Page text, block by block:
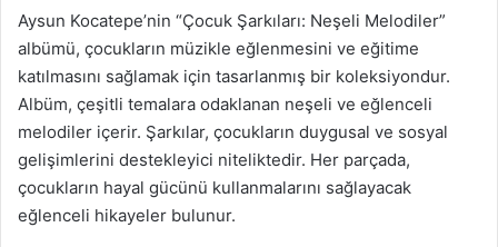
Aysun Kocatepe’nin “Çocuk Şarkıları: Neşeli Melodiler”
albümü, çocukların müzikle eğlenmesini ve eğitime
katılmasını sağlamak için tasarlanmış bir koleksiyondur.
Albüm, çeşitli temalara odaklanan neşeli ve eğlenceli
melodiler içerir. Şarkılar, çocukların duygusal ve sosyal
gelişimlerini destekleyici niteliktedir. Her parçada,
çocukların hayal gücünü kullanmalarını sağlayacak
eğlenceli hikayeler bulunur.